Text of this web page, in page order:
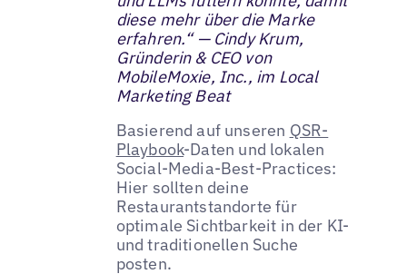
diese mehr über die Marke
erfahren.“ — Cindy Krum,
Gründerin & CEO von
MobileMoxie, Inc., im Local
Marketing Beat
Basierend auf unseren QSR-
Playbook-Daten und lokalen
Social-Media-Best-Practices:
Hier sollten deine
Restaurantstandorte für
optimale Sichtbarkeit in der KI-
und traditionellen Suche
posten.